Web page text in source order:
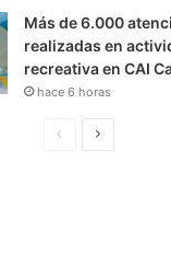
Más de 6.000
realizadas en
recreativa en CAI
hace 6 horas
S